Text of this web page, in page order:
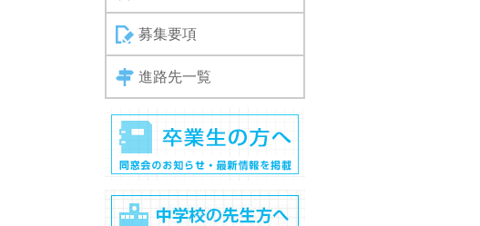
募集要項
進路先一覧